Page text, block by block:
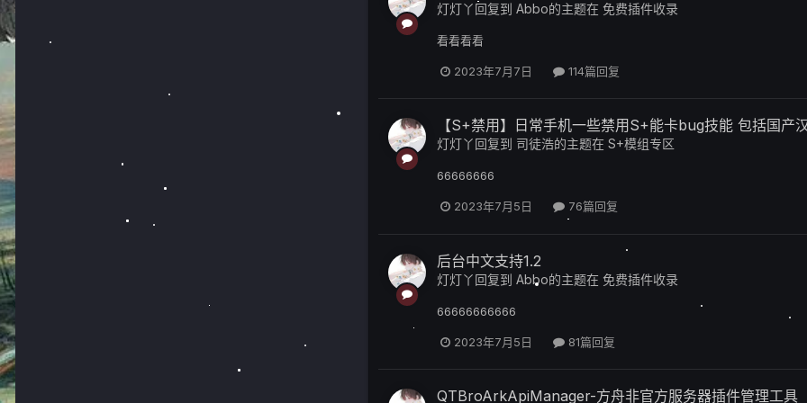
灯灯丫回复到 Abbo的主题在 免费插件收录
看看看看
2023年7月7日 114篇回复
【S+禁用】日常手机一些禁用S+能卡bug技能 包括国产
灯灯丫回复到 司徒浩的主题在 S+模组专区
66666666
2023年7月5日 76篇回复
后台中文支持1.2
灯灯丫回复到 Abbo的主题在 免费插件收录
66666666666
2023年7月5日 81篇回复
QTBroArkApiManager-方舟非官方服务器插件管理工具